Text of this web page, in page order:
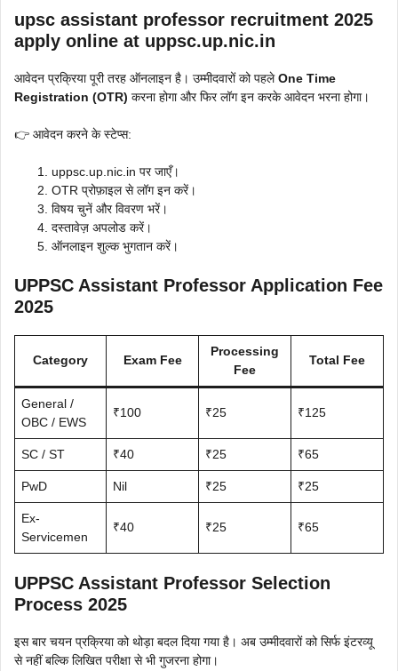
upsc assistant professor recruitment 2025
apply online at uppsc.up.nic.in
आवेदन प्रक्रिया पूरी तरह ऑनलाइन है। उम्मीदवारों को पहलेOne Time
Registration (OTR) करना होगा और फिर लॉग इन करके आवेदन भरना होगा।
👉 आवेदन करने के स्टेप्स:
uppsc.up.nic.in पर जाएँ।
OTR प्रोफ़ाइल से लॉग इन करें।
विषय चुनें और विवरण भरें।
दस्तावेज़ अपलोड करें।
ऑनलाइन शुल्क भुगतान करें।
UPPSC Assistant Professor Application Fee
2025
Category Exam Fee
Processing
Fee
Total Fee
General /
OBC / EWS
₹100 ₹25 ₹125
SC / ST ₹40 ₹25 ₹65
PwD Nil ₹25 ₹25
Ex-
Servicemen
₹40 ₹25 ₹65
UPPSC Assistant Professor Selection
Process 2025
इस बार चयन प्रक्रिया को थोड़ा बदल दिया गया है। अब उम्मीदवारों को सिर्फ इंटरव्यू
से नहीं बल्कि लिखित परीक्षा से भी गुजरना होगा।